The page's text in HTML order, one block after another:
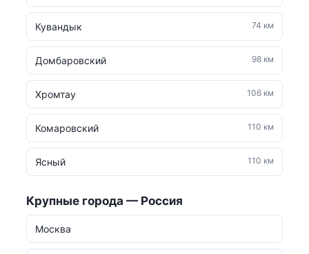
Кувандык 74 км
Домбаровский 98 км
Хромтау 106 км
Комаровский 110 км
Ясный 110 км
Крупные города — Россия
Москва